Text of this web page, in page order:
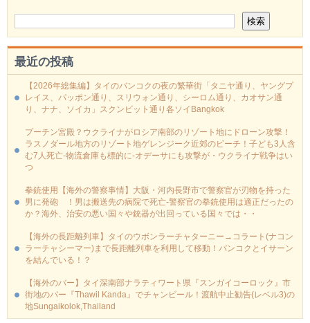
最近の投稿
【2026年総集編】タイのバンコクの夜の繁華街「タニヤ通り、ヤングプ
レイス、パッポン通り、スリウォン通り、シーロム通り、カオサン通
り、ナナ、ソイカ」スクンビット通り各ソイBangkok
プーチン宮殿？ウクライナがロシア南部のリゾート地にドローン攻撃！
ラスノダール地方のリゾート地ゲレンジーク近郊のビーチ！子ども3人含
む7人死亡-物流倉庫も標的に‐オデーサにも攻撃が・ウクライナ戦争はい
つ
拳銃使用【海外の警察事情】大阪・河内長野市で警察官が刃物を持った
男に発砲 ！男は搬送先の病院で死亡-警察官の拳銃使用は適正だったの
か？海外、治安の悪い国々や銃器が出回っている国々では・・
【海外の長距離列車】タイのウボンラーチャターニー→コラート(ナコン
ラーチャシーマー)まで長距離列車を利用して移動！バンコクとイサーン
を結んでいる！？
【海外のバー】タイ深南部ナラティワート県『スンガイコーロック』市
街地のバー『Thawil Kanda』でチャンビール！渡航中止勧告(レベル3)の
地Sungaikolok,Thailand